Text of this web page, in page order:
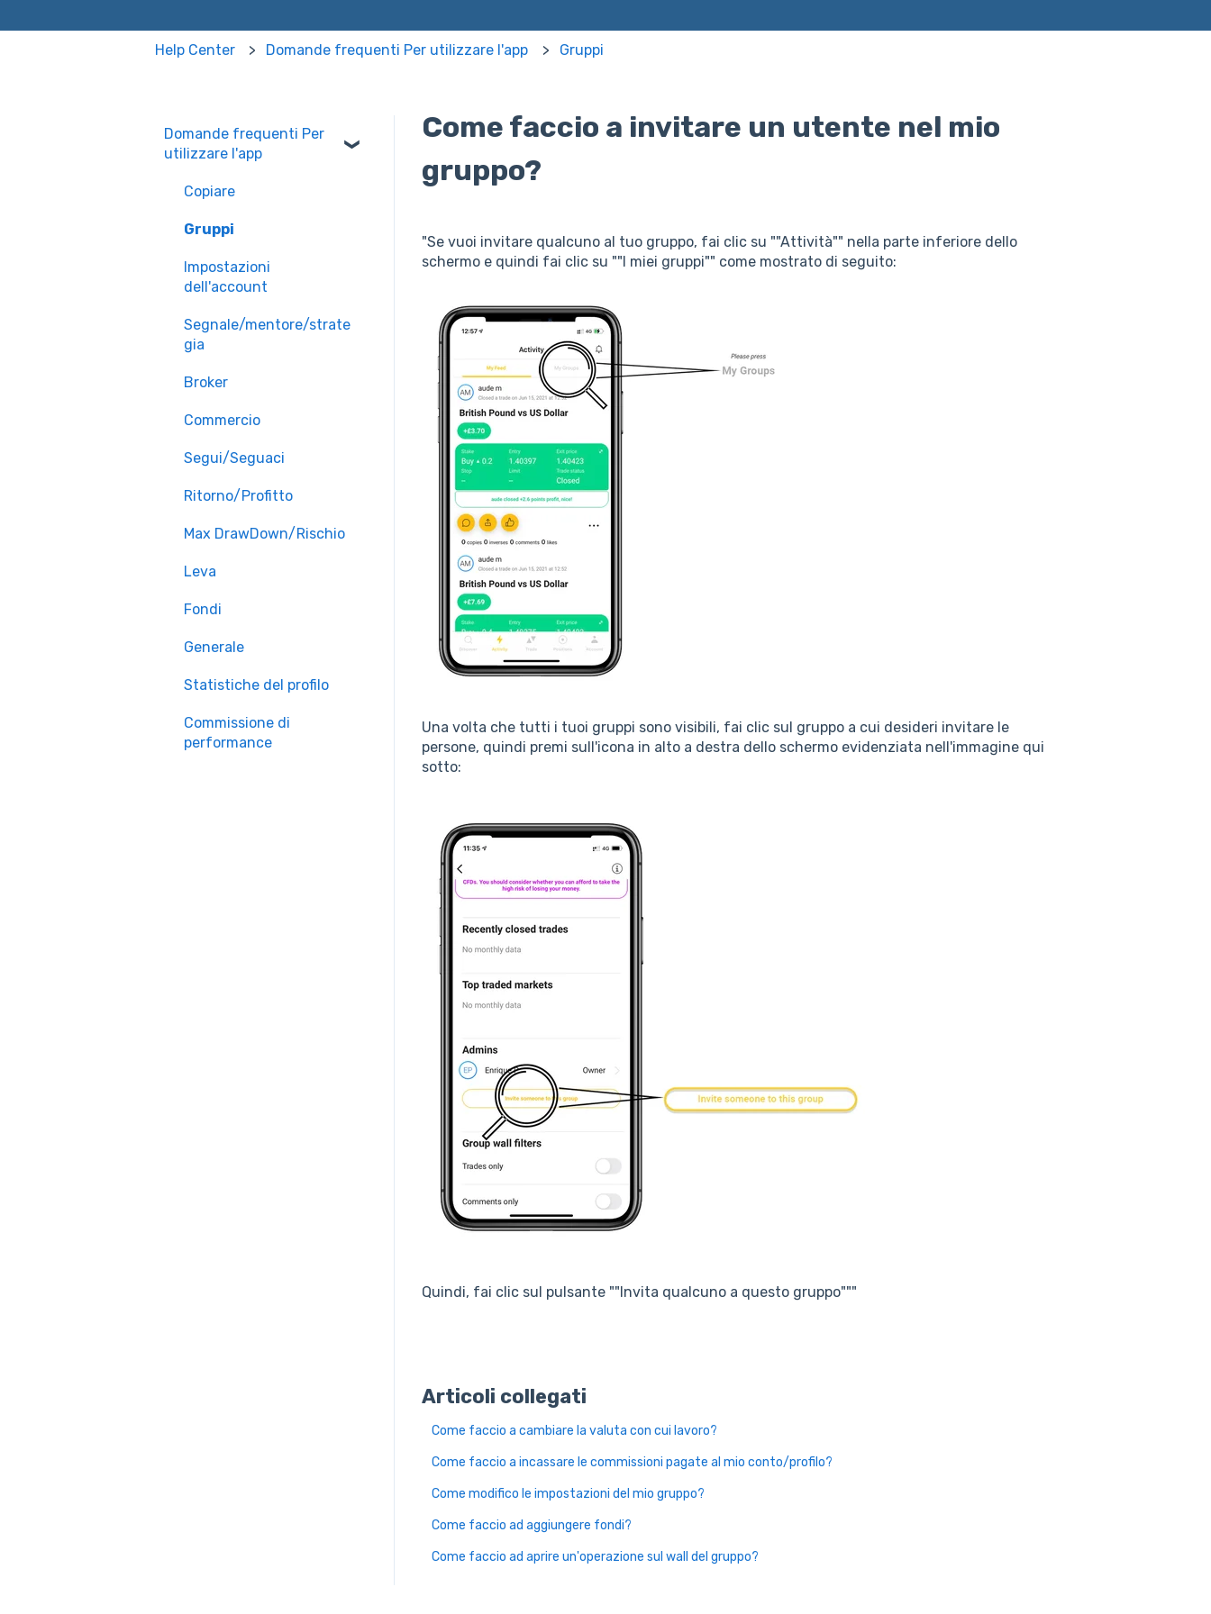
Help Center Domande frequenti Per utilizzare l'app Gruppi
Come faccio a invitare un utente nel mio
gruppo?
"Se vuoi invitare qualcuno al tuo gruppo, fai clic su ""Attività"" nella parte inferiore dello
schermo e quindi fai clic su ""I miei gruppi"" come mostrato di seguito:
Una volta che tutti i tuoi gruppi sono visibili, fai clic sul gruppo a cui desideri invitare le
persone, quindi premi sull'icona in alto a destra dello schermo evidenziata nell'immagine qui
sotto:
Quindi, fai clic sul pulsante ""Invita qualcuno a questo gruppo"""
Articoli collegati
Come faccio a cambiare la valuta con cui lavoro?
Come faccio a incassare le commissioni pagate al mio conto/profilo?
Come modifico le impostazioni del mio gruppo?
Come faccio ad aggiungere fondi?
Come faccio ad aprire un'operazione sul wall del gruppo?
Domande frequenti Per
utilizzare l'app
Copiare
Gruppi
Impostazioni
dell'account
Segnale/mentore/strate
gia
Broker
Commercio
Segui/Seguaci
Ritorno/Profitto
Max DrawDown/Rischio
Leva
Fondi
Generale
Statistiche del profilo
Commissione di
performance